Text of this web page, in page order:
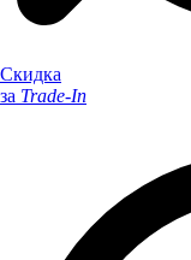
Скидка
за Trade-In